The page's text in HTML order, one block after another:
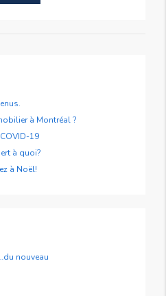
à Montréal ?
19
à quoi?
à Noël!
nouveau